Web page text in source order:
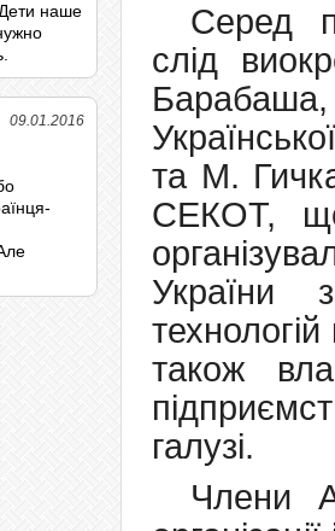
Серед
слід
та М.
СЕКОТ,
України
також
галузі.
Члени
наше
09.01.2016